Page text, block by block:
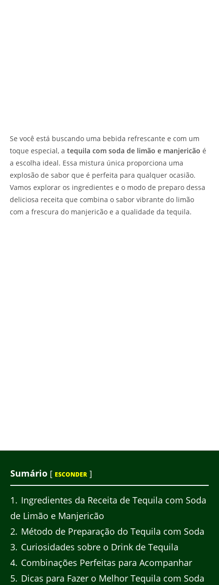
Se você está buscando uma bebida refrescante e com um
toque especial, a tequila com soda de limão e manjericão é
a escolha ideal. Essa mistura única proporciona uma
explosão de sabor que é perfeita para qualquer ocasião.
Vamos explorar os ingredientes e o modo de preparo dessa
deliciosa receita que combina o sabor vibrante do limão
com a frescura do manjericão e a qualidade da tequila.
Sumário [ ESCONDER ]
1
Ingredientes da Receita de Tequila com Soda
de Limão e Manjericão
2 Método de Preparação do Tequila com Soda
3 Curiosidades sobre o Drink de Tequila
4 Combinações Perfeitas para Acompanhar
5 Dicas para Fazer o Melhor Tequila com Soda